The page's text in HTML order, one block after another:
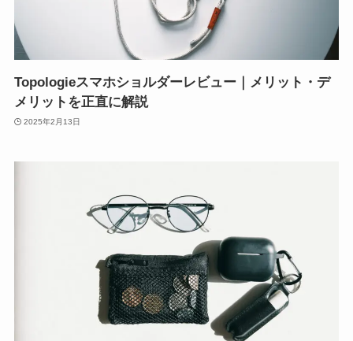
Topologieスマホショルダーレビュー｜メリット・デ
メリットを正直に解説
2025年2月13日